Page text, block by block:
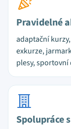
Pravidelné
adaptační
exkurze,
plesy,
Spolupráce